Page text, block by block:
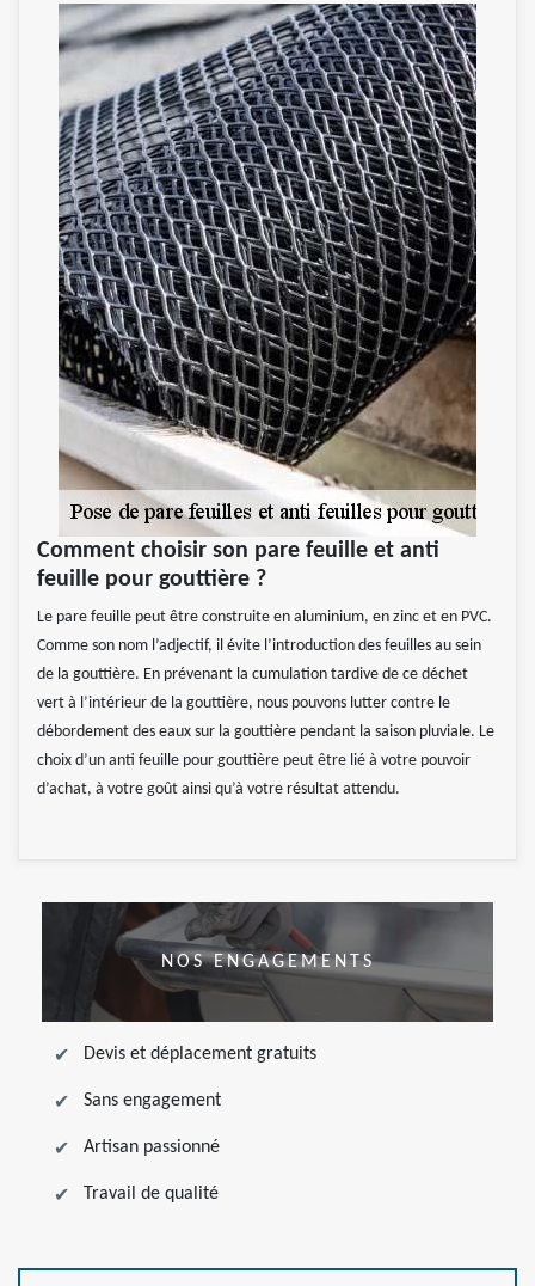
Comment choisir son pare feuille et anti
feuille pour gouttière ?
Le pare feuille peut être construite en aluminium, en zinc et en PVC.
Comme son nom l’adjectif, il évite l’introduction des feuilles au sein
de la gouttière. En prévenant la cumulation tardive de ce déchet
vert à l’intérieur de la gouttière, nous pouvons lutter contre le
débordement des eaux sur la gouttière pendant la saison pluviale. Le
choix d’un anti feuille pour gouttière peut être lié à votre pouvoir
d’achat, à votre goût ainsi qu’à votre résultat attendu.
NOS ENGAGEMENTS
Devis et déplacement gratuits
Sans engagement
Artisan passionné
Travail de qualité